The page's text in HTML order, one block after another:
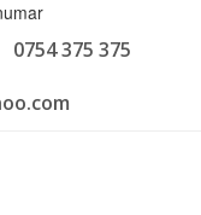
0754 375 375